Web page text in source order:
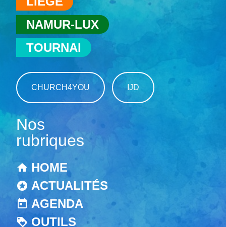
NAMUR-LUX
TOURNAI
CHURCH4YOU IJD
Nos
rubriques
HOME
ACTUALITÉS
AGENDA
OUTILS